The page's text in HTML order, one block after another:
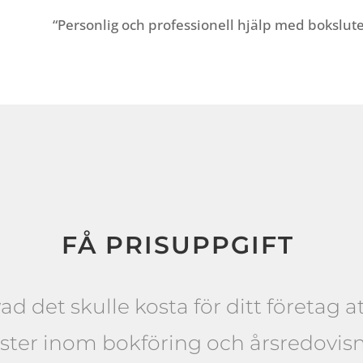
“Personlig och professionell hjälp med
FÅ PRISUPPGIFT
det skulle kosta för ditt företag
inom bokföring och